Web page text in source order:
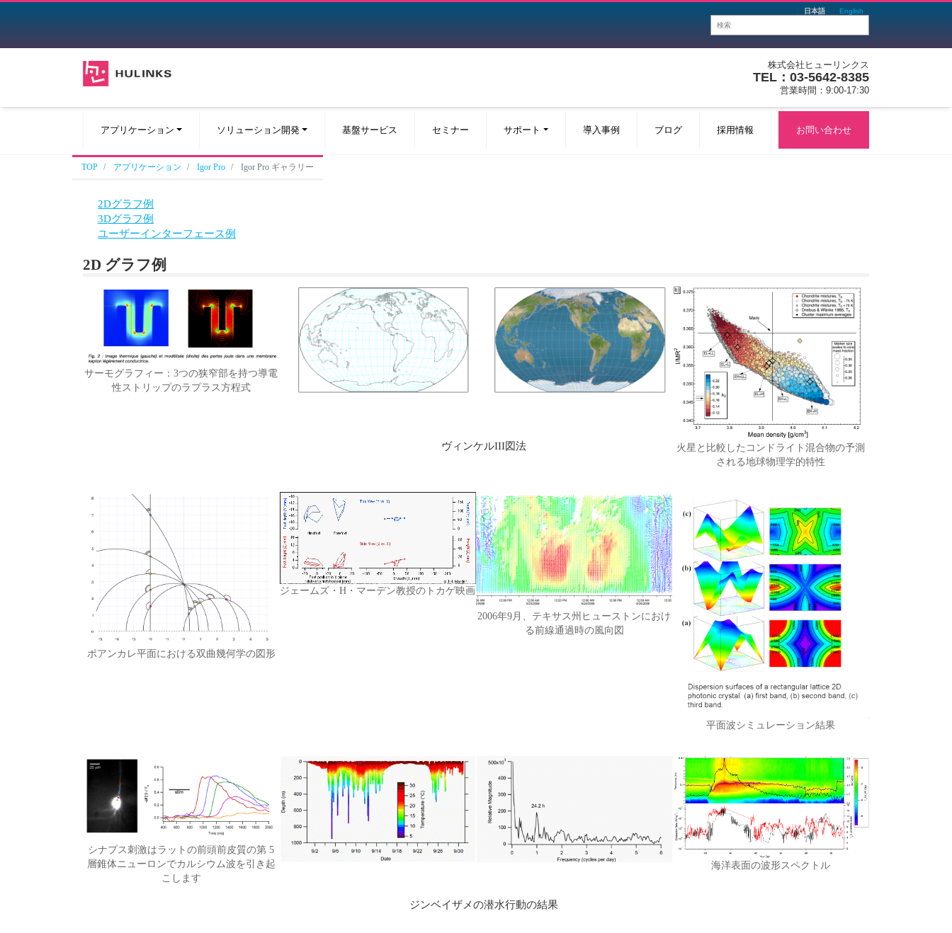
日本語 English
株式会社ヒューリンクス
TEL：03-5642-8385
営業時間：9:00-17:30
アプリケーション ソリューション開発 基盤サービス セミナー サポート 導入事例 ブログ 採用情報 お問い合わせ
TOP アプリケーション Igor Pro Igor Pro ギャラリー
2Dグラフ例
3Dグラフ例
ユーザーインターフェース例
2D グラフ例
サーモグラフィー：3つの狭窄部を持つ導電
性ストリップのラプラス方程式
ヴィンケルIII図法
火星と比較したコンドライト混合物の予測
される地球物理学的特性
ポアンカレ平面における双曲幾何学の図形
ジェームズ・H・マーデン教授のトカゲ映画
2006年9月、テキサス州ヒューストンにおけ
る前線通過時の風向図
平面波シミュレーション結果
シナプス刺激はラットの前頭前皮質の第 5
層錐体ニューロンでカルシウム波を引き起
こします
ジンベイザメの潜水行動の結果
海洋表面の波形スペクトル